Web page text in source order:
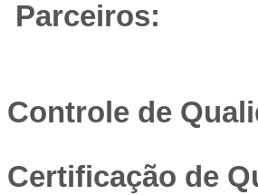
Parceiros:
Controle de
Certificação de